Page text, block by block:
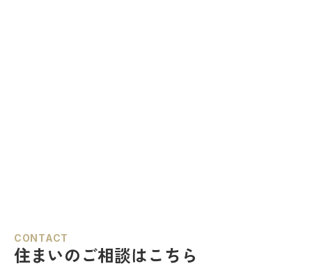
CONTACT
住まいのご相談はこちら